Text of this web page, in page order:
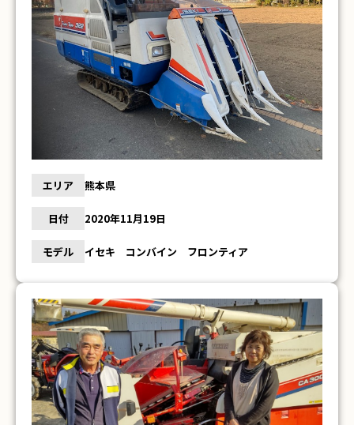
エリア 熊本県
日付 2020年11月19日
モデル イセキ コンバイン フロンティア